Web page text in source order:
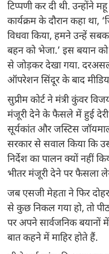
टिप्पणी कर दी थी. उन्होंने
कार्यक्रम के दौरान कहा था,
विधवा किया, हमने उन्हें
बहन को भेजा.’ इस बयान
से जोड़कर देखा गया.
ऑपरेशन सिंदूर के बाद
सुप्रीम कोर्ट ने मंत्री कुंवर
मंजूरी देने के फैसले में हुई देरी
सूर्यकांत और जस्टिस
सरकार से सवाल किया कि
निर्देश का पालन क्यों नहीं
भीतर मंजूरी देने पर फैसला
जब एसजी मेहता ने फिर
से कुछ निकल गया हो, तो
पर अपने सार्वजनिक बयानों
बात कहने में माहिर होते हैं.